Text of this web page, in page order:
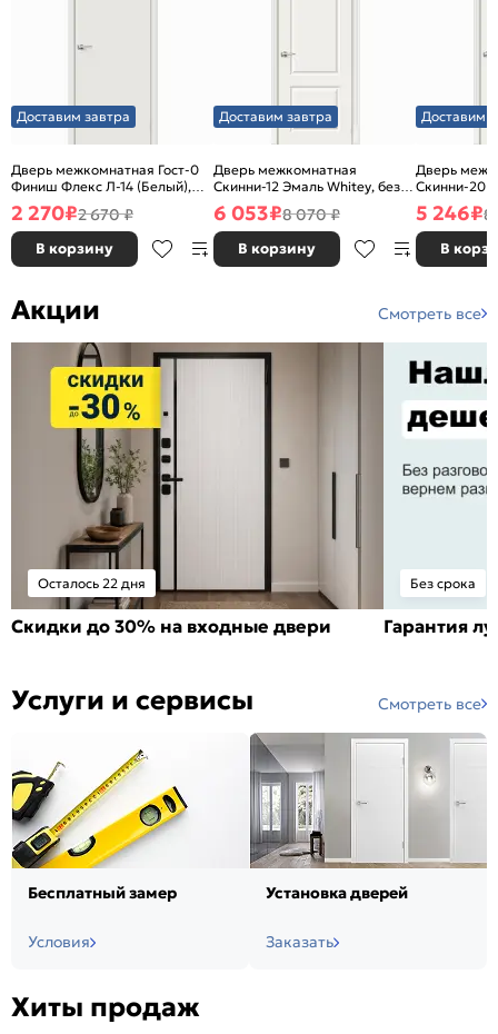
Доставим завтра
Дверь межкомнатная Гост-0
Финиш Флекс Л-14 (Белый),
глухая, каркасно-щитовая
2 270₽2 670 ₽
В корзину
Доставим завтра
Дверь межкомнатная
Скинни-12 Эмаль Whitey, без
декора, глухая, без стекла,
без кромки, скиновая
6 053₽8 070 ₽
В корзину
Доставим
Дверь
Скинни-20
декора,
без кромки,
5 246₽8
В
Акции Смотреть все
Осталось 22 дня
Скидки до 30% на входные двери
Без срока
Гарантия
Услуги и сервисы Смотреть все
Бесплатный замер
Условия
Установка дверей
Заказать
Хиты продаж